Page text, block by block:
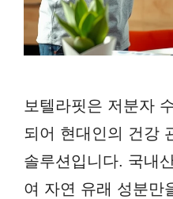
보텔라핏은 저분자
되어 현대인의 건강
솔루션입니다. 국내
여 자연 유래 성분만